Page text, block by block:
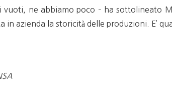
vuoti, ne abbiamo poco – ha sottolineato
in azienda la storicità delle produzioni. E’